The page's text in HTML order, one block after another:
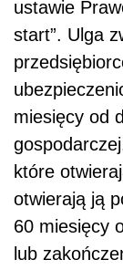
ustawie
start”. Ulga
miesięcy od
które
otwierają ją
60 miesięcy
lub